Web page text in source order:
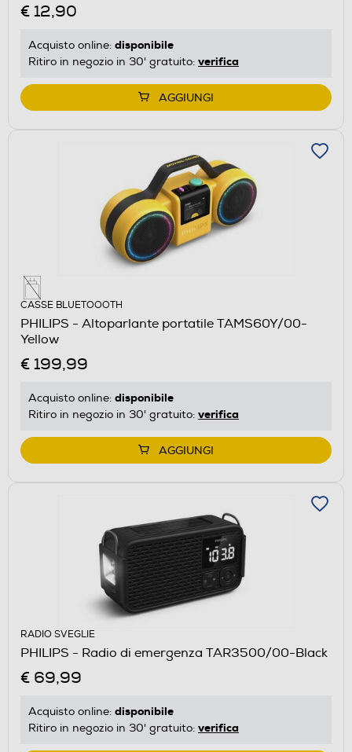
€ 12,90
Acquisto online: disponibile
Ritiro in negozio in 30' gratuito: verifica
AGGIUNGI
CASSE BLUETOOOTH
PHILIPS - Altoparlante portatile TAMS60Y/00-
Yellow
€ 199,99
Acquisto online: disponibile
Ritiro in negozio in 30' gratuito: verifica
AGGIUNGI
RADIO SVEGLIE
PHILIPS - Radio di emergenza TAR3500/00-Black
€ 69,99
Acquisto online: disponibile
Ritiro in negozio in 30' gratuito: verifica